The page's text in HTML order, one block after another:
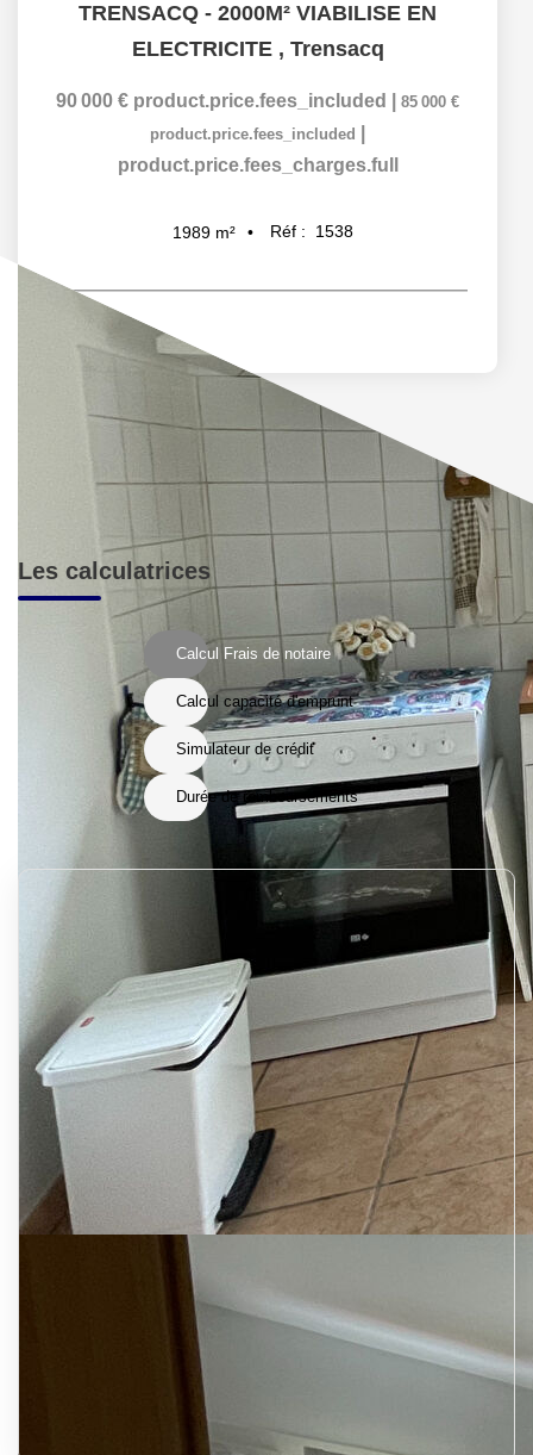
TRENSACQ - 2000M² VIABILISE EN
ELECTRICITE , Trensacq
90 000 € product.price.fees_included
85 000 €
product.price.fees_included
product.price.fees_charges.full
1989 m² Réf : 1538
Les calculatrices
Calcul Frais de notaire
Calcul capacité d'emprunt
Simulateur de crédit
Durée de remboursements